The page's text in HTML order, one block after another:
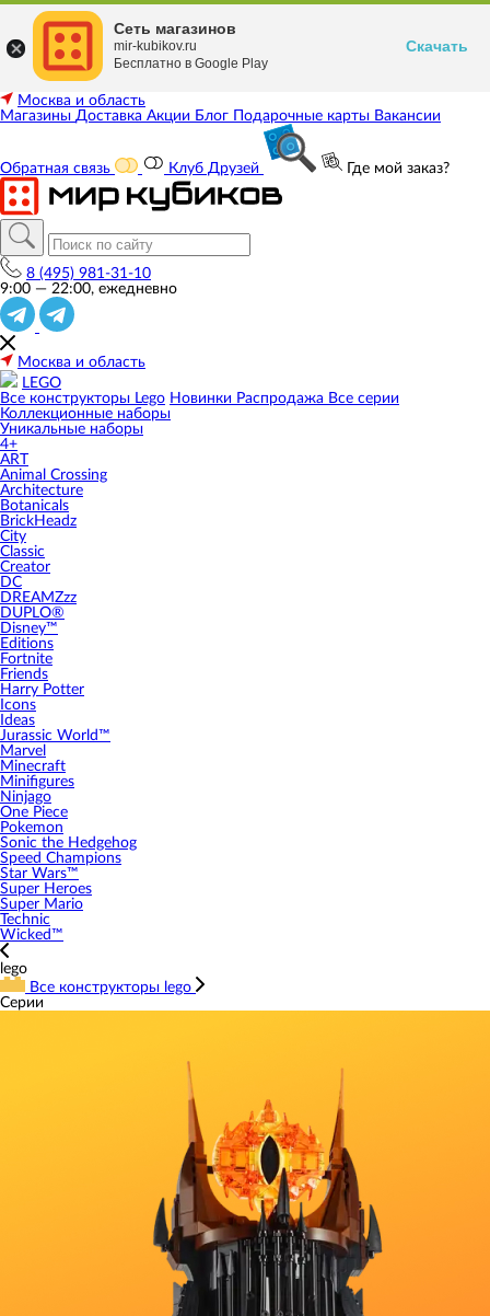
Москва и область
Магазины Доставка Акции Блог Подарочные карты Вакансии
Обратная связь Клуб Друзей Где мой заказ?
8 (495) 981-31-10
9:00 — 22:00, ежедневно
Москва и область
LEGO
Все конструкторы Lego Новинки Распродажа Все серии
Коллекционные наборы
Уникальные наборы
4+
ART
Animal Crossing
Architecture
Botanicals
BrickHeadz
City
Classic
Creator
DC
DREAMZzz
DUPLO®
Disney™
Editions
Fortnite
Friends
Harry Potter
Icons
Ideas
Jurassic World™
Marvel
Minecraft
Minifigures
Ninjago
One Piece
Pokemon
Sonic the Hedgehog
Speed Champions
Star Wars™
Super Heroes
Super Mario
Technic
Wicked™
lego
Все конструкторы lego
Серии
Сеть магазинов
mir-kubikov.ru
Бесплатно в Google Play
Скачать